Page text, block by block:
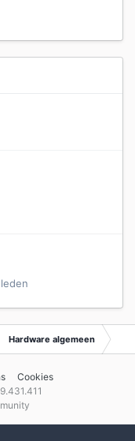
Hardware algemeen
Cookies